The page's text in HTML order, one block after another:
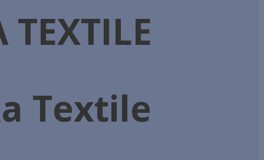
Textile